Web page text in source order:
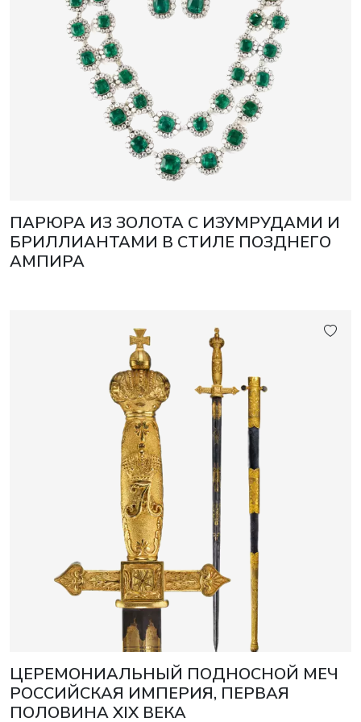
ПАРЮРА ИЗ ЗОЛОТА С ИЗУМРУДАМИ И
БРИЛЛИАНТАМИ В СТИЛЕ ПОЗДНЕГО
АМПИРА
ЦЕРЕМОНИАЛЬНЫЙ ПОДНОСНОЙ МЕЧ
РОССИЙСКАЯ ИМПЕРИЯ, ПЕРВАЯ
ПОЛОВИНА XIX ВЕКА